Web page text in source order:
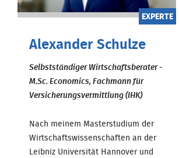
EXPERTE
Alexander Schulze
Selbstständiger Wirtschaftsberater -
M.Sc. Economics, Fachmann für
Versicherungsvermittlung (IHK)
Nach meinem Masterstudium der
Wirtschaftswissenschaften an der
Leibniz Universität Hannover und